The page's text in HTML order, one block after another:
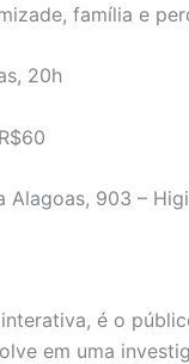
família e
20h
Alagoas, 903 –
é o
em uma